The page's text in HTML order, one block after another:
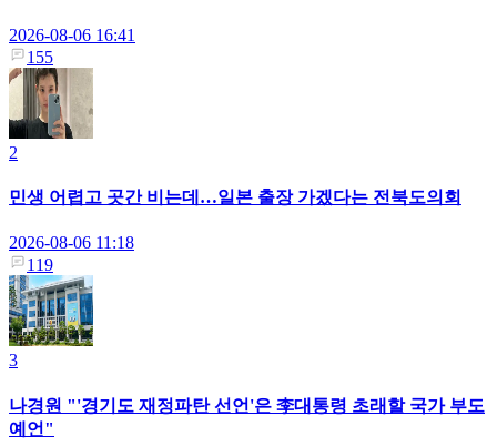
2026-08-06 16:41
155
2
민생 어렵고 곳간 비는데…일본 출장 가겠다는 전북도의회
2026-08-06 11:18
119
3
나경원 "'경기도 재정파탄 선언'은 李대통령 초래할 국가 부도
예언"